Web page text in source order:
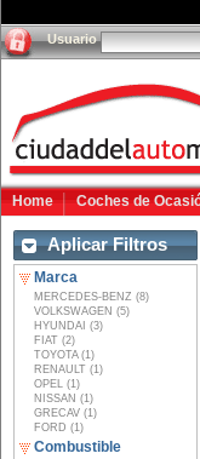
Usuario
Home Coches de
Aplicar Filtros
Marca
MERCEDES-BENZ (8)
VOLKSWAGEN (5)
HYUNDAI (3)
FIAT (2)
TOYOTA (1)
RENAULT (1)
OPEL (1)
NISSAN (1)
GRECAV (1)
FORD (1)
Combustible